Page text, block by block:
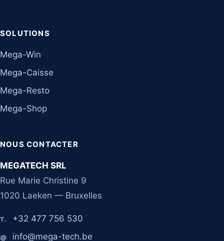
SOLUTIONS
Mega-Win
Mega-Caisse
Mega-Resto
Mega-Shop
NOUS CONTACTER
MEGATECH SRL
Rue Marie Christine 9
1020 Laeken — Bruxelles
T. +32 477 756 530
@ info@mega-tech.be